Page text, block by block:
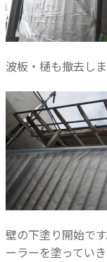
波板・樋も撤去しま
壁の下塗り開始で
ーラーを塗ってい